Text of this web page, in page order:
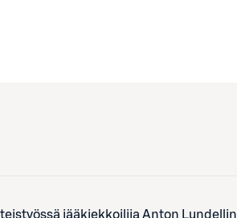
jääkiekkoilija Anton Lundellin